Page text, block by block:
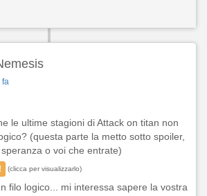
fa
le ultime stagioni di Attack on titan non
(questa parte la metto sotto spoiler,
o voi che entrate)
(clicca per visualizzarlo)
filo logico... mi interessa sapere la vostra